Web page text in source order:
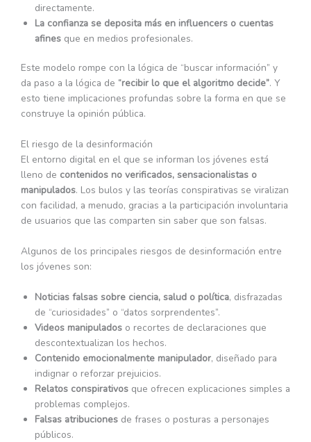
directamente.
La confianza se deposita más en influencers o cuentas
afines que en medios profesionales.
Este modelo rompe con la lógica de “buscar información” y
da paso a la lógica de “recibir lo que el algoritmo decide”. Y
esto tiene implicaciones profundas sobre la forma en que se
construye la opinión pública.
El riesgo de la desinformación
El entorno digital en el que se informan los jóvenes está
lleno de contenidos no verificados, sensacionalistas o
manipulados. Los bulos y las teorías conspirativas se viralizan
con facilidad, a menudo, gracias a la participación involuntaria
de usuarios que las comparten sin saber que son falsas.
Algunos de los principales riesgos de desinformación entre
los jóvenes son:
Noticias falsas sobre ciencia, salud o política, disfrazadas
de “curiosidades” o “datos sorprendentes”.
Videos manipulados o recortes de declaraciones que
descontextualizan los hechos.
Contenido emocionalmente manipulador, diseñado para
indignar o reforzar prejuicios.
Relatos conspirativos que ofrecen explicaciones simples a
problemas complejos.
Falsas atribuciones de frases o posturas a personajes
públicos.